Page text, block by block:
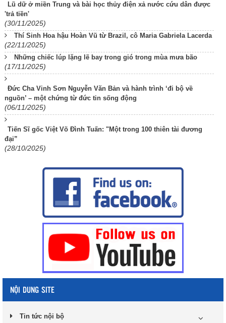
Lũ dữ ở miền Trung và bài học thủy điện xả nước cứu dân được
'trả tiền'
(30/11/2025)
Thí Sinh Hoa hậu Hoàn Vũ từ Brazil, cô Maria Gabriela Lacerda
(22/11/2025)
Những chiếc lúp lặng lẽ bay trong gió trong mùa mưa bão
(17/11/2025)
Đức Cha Vinh Sơn Nguyễn Văn Bản và hành trình ‘đi bộ về
nguồn’ – một chứng từ đức tin sống động
(06/11/2025)
Tiến Sĩ gốc Việt Võ Đình Tuấn: "Một trong 100 thiên tài đương
đại”
(28/10/2025)
NỘI DUNG SITE
Tin tức nội bộ